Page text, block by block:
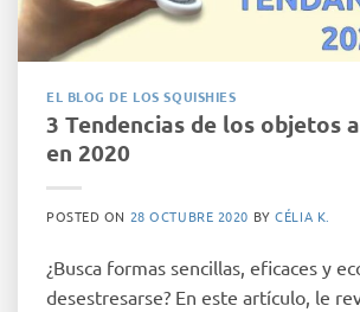
EL BLOG DE LOS SQUISHIES
3 Tendencias de los objetos
en 2020
POSTED ON 28 OCTUBRE 2020 BYCÉLIA K.
¿Busca formas sencillas, eficaces y
desestresarse? En este artículo, le